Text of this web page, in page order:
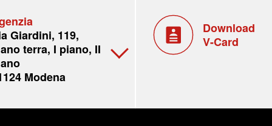
Giardini, 119,
terra, I piano, II
Modena
Download
V-Card